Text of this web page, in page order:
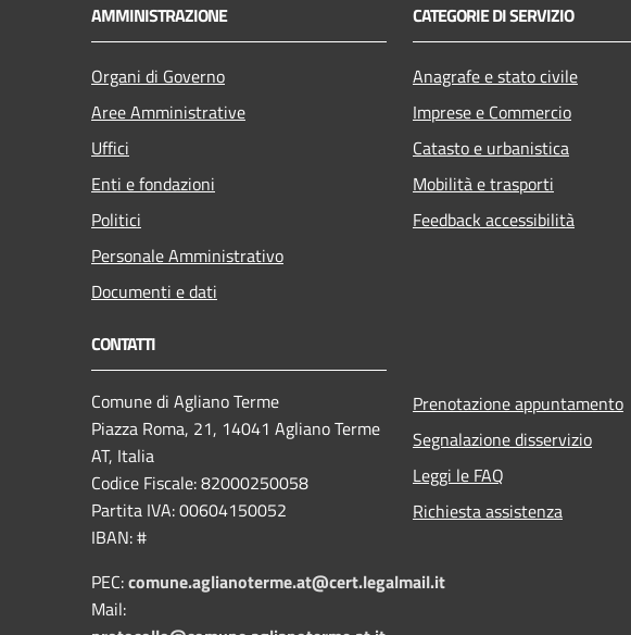
AMMINISTRAZIONE
Organi di Governo
Aree Amministrative
Uffici
Enti e fondazioni
Politici
Personale Amministrativo
Documenti e dati
CATEGORIE DI SERVIZIO
Anagrafe e stato civile
Imprese e Commercio
Catasto e urbanistica
Mobilità e trasporti
Feedback accessibilità
CONTATTI
Comune di Agliano Terme
Piazza Roma, 21, 14041 Agliano Terme
AT, Italia
Codice Fiscale: 82000250058
Partita IVA: 00604150052
IBAN: #
PEC:comune.aglianoterme.at@cert.legalmail.it
Mail:
Prenotazione appuntamento
Segnalazione disservizio
Leggi le FAQ
Richiesta assistenza